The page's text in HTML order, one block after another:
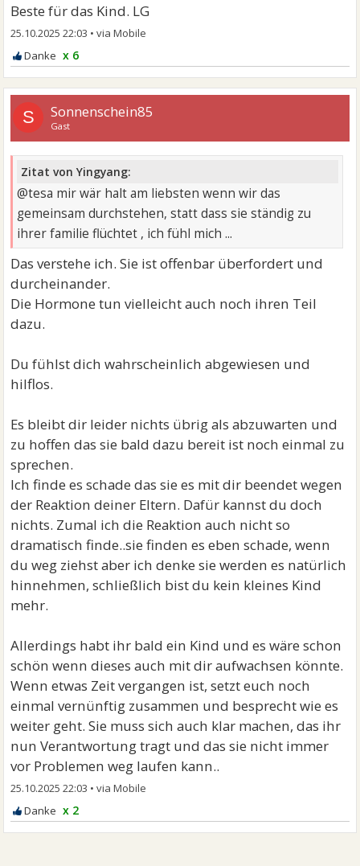
Beste für das Kind. LG
25.10.2025 22:03 •
x 6
S Sonnenschein85
Gast
Zitat von Yingyang:
@tesa mir wär halt am liebsten wenn wir das
gemeinsam durchstehen, statt dass sie ständig zu
ihrer familie flüchtet , ich fühl mich ...
Das verstehe ich. Sie ist offenbar überfordert und
durcheinander.
Die Hormone tun vielleicht auch noch ihren Teil
dazu.
Du fühlst dich wahrscheinlich abgewiesen und
hilflos.
Es bleibt dir leider nichts übrig als abzuwarten und
zu hoffen das sie bald dazu bereit ist noch einmal zu
sprechen.
Ich finde es schade das sie es mit dir beendet wegen
der Reaktion deiner Eltern. Dafür kannst du doch
nichts. Zumal ich die Reaktion auch nicht so
dramatisch finde..sie finden es eben schade, wenn
du weg ziehst aber ich denke sie werden es natürlich
hinnehmen, schließlich bist du kein kleines Kind
mehr.
Allerdings habt ihr bald ein Kind und es wäre schon
schön wenn dieses auch mit dir aufwachsen könnte.
Wenn etwas Zeit vergangen ist, setzt euch noch
einmal vernünftig zusammen und besprecht wie es
weiter geht. Sie muss sich auch klar machen, das ihr
nun Verantwortung tragt und das sie nicht immer
vor Problemen weg laufen kann..
25.10.2025 22:03 •
x 2